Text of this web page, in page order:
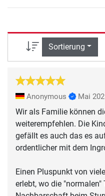
Sortierung
Anonymous Mai
Wir als Familie können
weiterempfehlen. Die
gefällt es auch das es
ordentlicher mit dem
Einen Pluspunkt von
erlebt, wo die